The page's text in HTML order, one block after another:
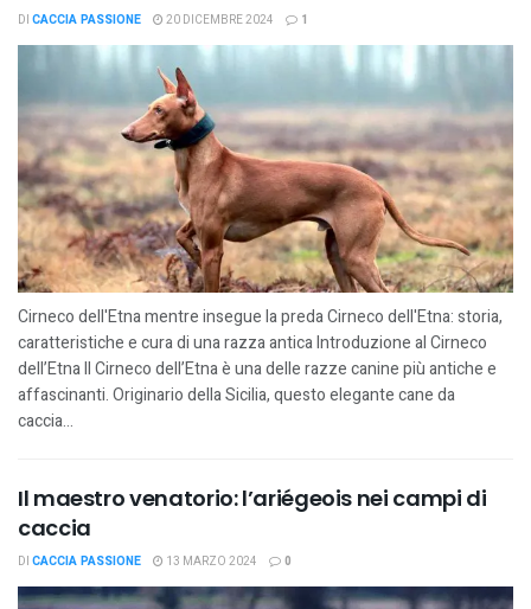
DI CACCIA PASSIONE 20 DICEMBRE 2024 1
Cirneco dell'Etna mentre insegue la preda Cirneco dell'Etna: storia,
caratteristiche e cura di una razza antica Introduzione al Cirneco
dell’Etna Il Cirneco dell’Etna è una delle razze canine più antiche e
affascinanti. Originario della Sicilia, questo elegante cane da
caccia...
Il maestro venatorio: l’ariégeois nei campi di
caccia
DI CACCIA PASSIONE 13 MARZO 2024 0